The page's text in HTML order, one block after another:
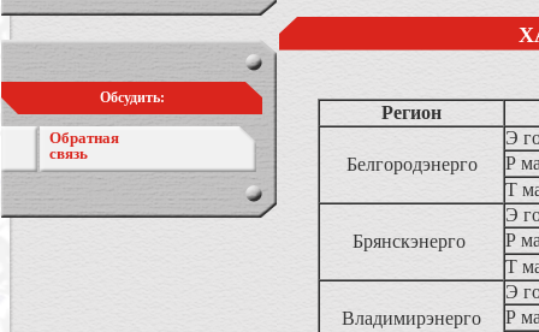
Обсудить:
Обратная
связь
Регион
Белгородэнерго
Э
Р
Т
Брянскэнерго
Э
Р
Т
Владимирэнерго
Э
Р